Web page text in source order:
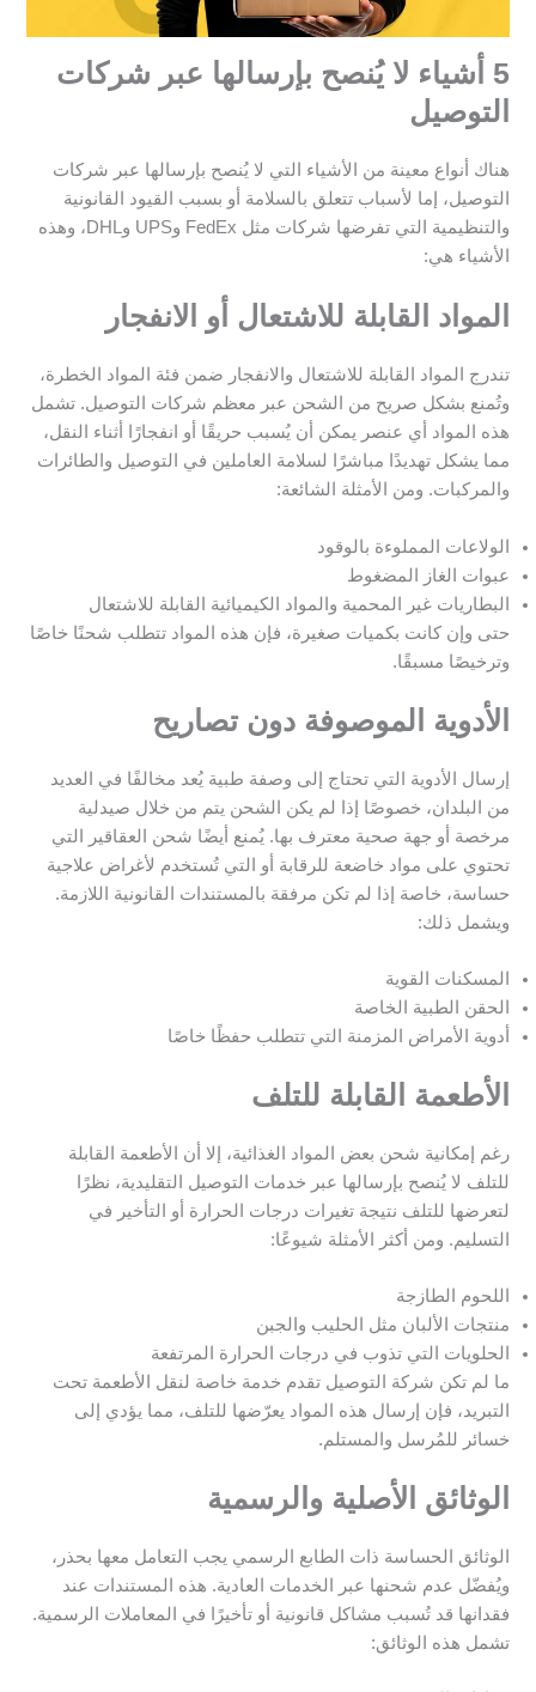
5 أشياء لا يُنصح بإرسالها عبر شركات
التوصيل
هناك أنواع معينة من الأشياء التي لا يُنصح بإرسالها عبر شركات
التوصيل، إما لأسباب تتعلق بالسلامة أو بسبب القيود القانونية
والتنظيمية التي تفرضها شركات مثل FedEx وUPS وDHL، وهذه
الأشياء هي:
المواد القابلة للاشتعال أو الانفجار
تندرج المواد القابلة للاشتعال والانفجار ضمن فئة المواد الخطرة،
وتُمنع بشكل صريح من الشحن عبر معظم شركات التوصيل. تشمل
هذه المواد أي عنصر يمكن أن يُسبب حريقًا أو انفجارًا أثناء النقل،
مما يشكل تهديدًا مباشرًا لسلامة العاملين في التوصيل والطائرات
والمركبات. ومن الأمثلة الشائعة:
الولاعات المملوءة بالوقود
عبوات الغاز المضغوط
البطاريات غير المحمية والمواد الكيميائية القابلة للاشتعال
حتى وإن كانت بكميات صغيرة، فإن هذه المواد تتطلب شحنًا خاصًا
وترخيصًا مسبقًا.
الأدوية الموصوفة دون تصاريح
إرسال الأدوية التي تحتاج إلى وصفة طبية يُعد مخالفًا في العديد
من البلدان، خصوصًا إذا لم يكن الشحن يتم من خلال صيدلية
مرخصة أو جهة صحية معترف بها. يُمنع أيضًا شحن العقاقير التي
تحتوي على مواد خاضعة للرقابة أو التي تُستخدم لأغراض علاجية
حساسة، خاصة إذا لم تكن مرفقة بالمستندات القانونية اللازمة.
ويشمل ذلك:
المسكنات القوية
الحقن الطبية الخاصة
أدوية الأمراض المزمنة التي تتطلب حفظًا خاصًا
الأطعمة القابلة للتلف
رغم إمكانية شحن بعض المواد الغذائية، إلا أن الأطعمة القابلة
للتلف لا يُنصح بإرسالها عبر خدمات التوصيل التقليدية، نظرًا
لتعرضها للتلف نتيجة تغيرات درجات الحرارة أو التأخير في
التسليم. ومن أكثر الأمثلة شيوعًا:
اللحوم الطازجة
منتجات الألبان مثل الحليب والجبن
الحلويات التي تذوب في درجات الحرارة المرتفعة
ما لم تكن شركة التوصيل تقدم خدمة خاصة لنقل الأطعمة تحت
التبريد، فإن إرسال هذه المواد يعرّضها للتلف، مما يؤدي إلى
خسائر للمُرسل والمستلم.
الوثائق الأصلية والرسمية
الوثائق الحساسة ذات الطابع الرسمي يجب التعامل معها بحذر،
ويُفضّل عدم شحنها عبر الخدمات العادية. هذه المستندات عند
فقدانها قد تُسبب مشاكل قانونية أو تأخيرًا في المعاملات الرسمية.
تشمل هذه الوثائق: